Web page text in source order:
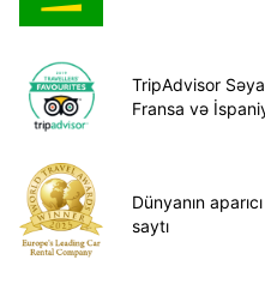
TripAdvisor
Fransa və
Dünyanın
saytı